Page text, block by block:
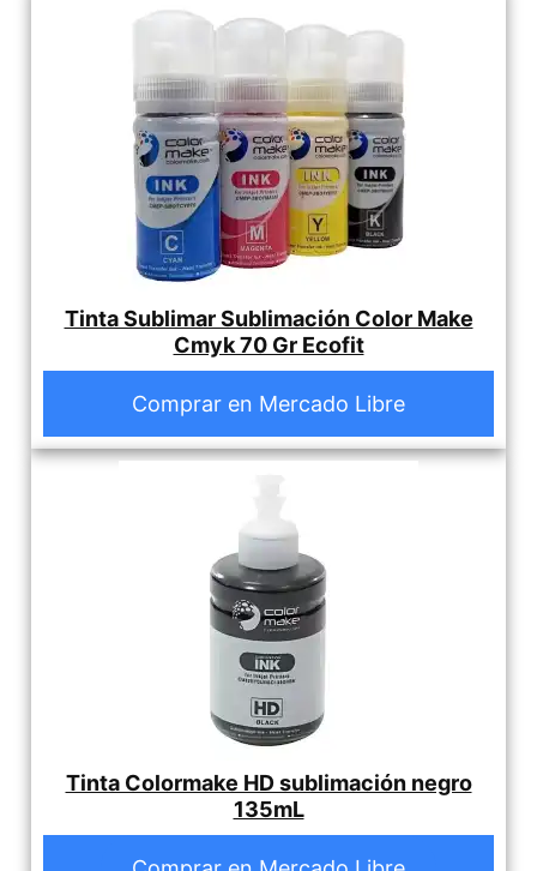
Tinta Sublimar Sublimación Color Make
Cmyk 70 Gr Ecofit
Comprar en Mercado Libre
Tinta Colormake HD sublimación negro
135mL